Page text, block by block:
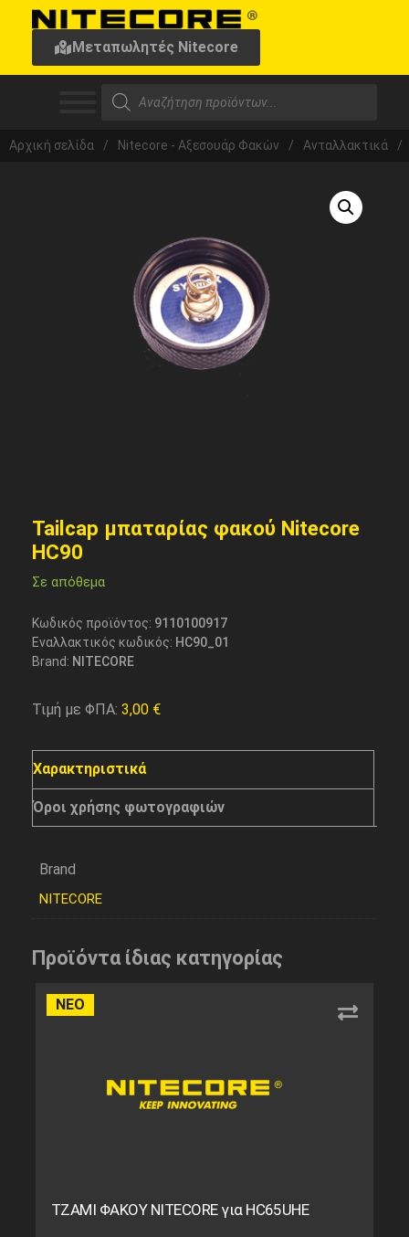
Μεταπωλητές Nitecore
Αρχική σελίδα / Nitecore - Αξεσουάρ Φακών / Ανταλλακτικά /
Tailcap μπαταρίας φακού Nitecore
HC90
Σε απόθεμα
Κωδικός προϊόντος: 9110100917
Εναλλακτικός κωδικός: HC90_01
Brand: NITECORE
Τιμή με ΦΠΑ: 3,00 €
Χαρακτηριστικά
Όροι χρήσης φωτογραφιών
Brand
NITECORE
Προϊόντα ίδιας κατηγορίας
ΝΕΟ
ΤΖΑΜΙ ΦΑΚΟΥ NITECORE για HC65UHE